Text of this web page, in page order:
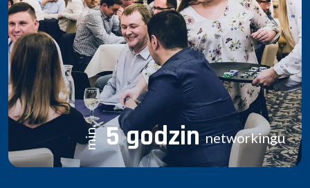
min. 5 godzin networkingu